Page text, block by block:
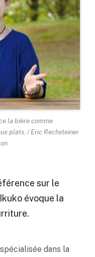
la bière comme
plats. / Eric Rechsteiner
sur le
évoque la
dans la